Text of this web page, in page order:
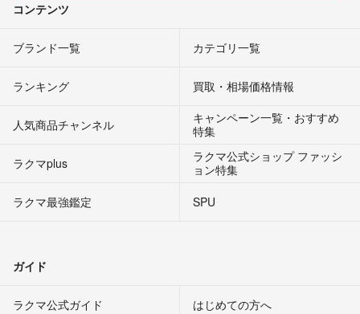
コンテンツ
ブランド一覧 カテゴリ一覧
ランキング 買取・相場価格情報
人気商品チャンネル
キャンペーン一覧・おすすめ
特集
ラクマplus
ラクマ公式ショップ ファッシ
ョン特集
ラクマ最強鑑定
SPU
ガイド
ラクマ公式ガイド はじめての方へ